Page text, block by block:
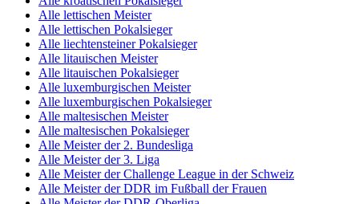
Alle lettischen Meister
Alle lettischen Pokalsieger
Alle liechtensteiner Pokalsieger
Alle litauischen Meister
Alle litauischen Pokalsieger
Alle luxemburgischen Meister
Alle luxemburgischen Pokalsieger
Alle maltesischen Meister
Alle maltesischen Pokalsieger
Alle Meister der 2. Bundesliga
Alle Meister der 3. Liga
Alle Meister der Challenge League in der Schweiz
Alle Meister der DDR im Fußball der Frauen